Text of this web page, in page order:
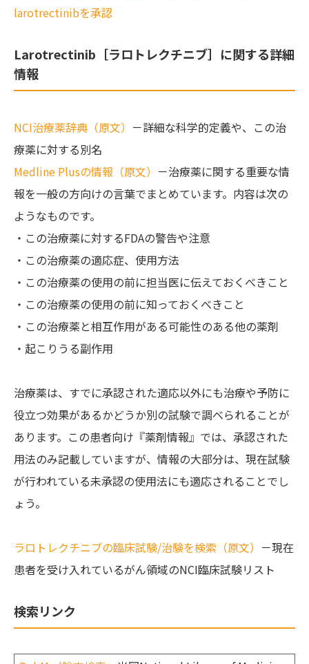
larotrectinibを承認
Larotrectinib［ラロトレクチニブ］に関する詳細
情報
NCI治療薬辞典（原文） －詳細な科学的定義や、この治
療薬に対する別名
Medline Plusの情報（原文） －治療薬に関する重要な情
報を一般の方向けの言葉でまとめています。内容は次の
ようなものです。
・この治療薬に対するFDAの警告や注意
・この治療薬の適応症、使用方法
・この治療薬の使用の前に担当医に伝えておくべきこと
・この治療薬の使用の前に知っておくべきこと
・この治療薬と相互作用がある可能性のある他の薬剤
・起こりうる副作用
治療薬は、すでに承認された適応以外にも治療や予防に
役立つ効果があるかどうか別の試験で調べられることが
あります。この患者向け『薬剤情報』では、承認された
用法のみ記載していますが、情報の大部分は、現在試験
が行われている未承認の使用法にも適応されることでし
ょう。
ラロトレクチニブの臨床試験/治験を検索（原文） －現在
患者を受け入れているがん領域のNCI臨床試験リスト
検索リンク